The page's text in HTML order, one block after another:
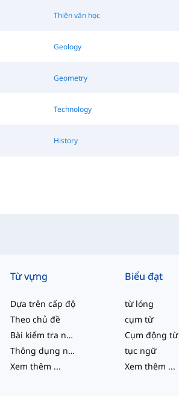
Thiên văn học
Geology
Geometry
Technology
History
Từ vựng
Dựa trên cấp độ
Theo chủ đề
Bài kiểm tra năng lực
Thông dụng nhất
Xem thêm ...
Biểu đạt
từ lóng
cụm từ
Cụm động từ
tục ngữ
Xem thêm ...